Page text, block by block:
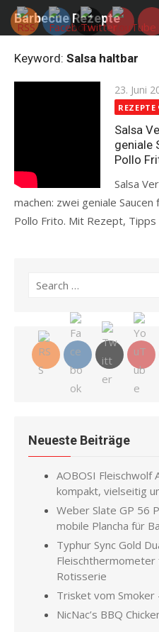
Skip
Barbecue Rezepte
Keyword: Salsa haltbar
Posted
on
23. Juni
REZEPTE
Salsa
geniale
Pollo
Salsa
machen: zwei geniale
Pollo Frito. Mit Rezept,
Search
Neueste Beiträge
AOBOSI Fleischwolf
kompakt, vielseitig
Weber Slate GP 56
mobile Plancha für
Typhur Sync Gold
Fleischthermometer
Rotisserie
Trisket vom Smoker
NicNac’s BBQ